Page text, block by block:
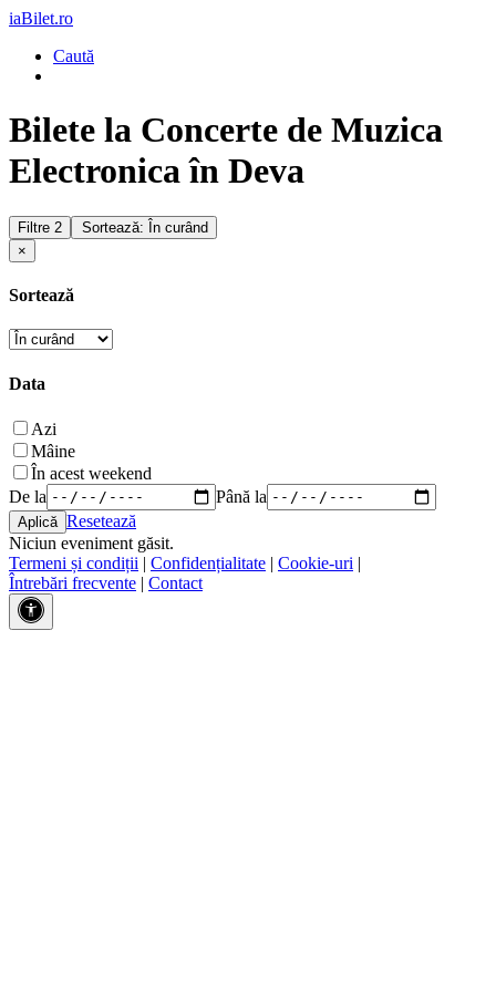
iaBilet.ro
Caută
Bilete la Concerte de Muzica
Electronica în Deva
Filtre 2
Sortează: În curând
×
Sortează
Data
Azi
Mâine
În acest weekend
De la
Până la
Resetează
Niciun eveniment găsit.
Termeni și condiții | Confidențialitate | Cookie-uri |
Întrebări frecvente | Contact